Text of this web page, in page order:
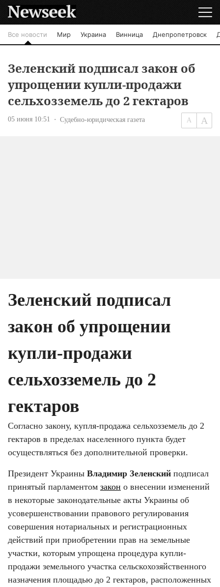
Все новости Мир Украина Винница Днепропетровск
Зеленский подписал закон об
упрощении купли-продажи
сельхозземель до 2 гектаров
05 июня 10:51 Судебно-юридическая газета
Зеленский подписал
закон об упрощении
купли-продажи
сельхозземель до 2
гектаров
Согласно закону, купля-продажа сельхозземель до 2
гектаров в пределах населенного пункта будет
осуществляться без дополнительной проверки.
Президент Украины Владимир Зеленский подписал
принятый парламентом закон о внесении изменений
в некоторые законодательные акты Украины об
усовершенствовании правового регулирования
совершения нотариальных и регистрационных
действий при приобретении прав на земельные
участки, которым упрощена процедура купли-
продажи земельного участка сельскохозяйственного
назначения площадью до 2 гектаров, расположенных